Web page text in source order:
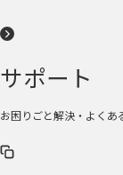
サポート
お困りごと解決・よくあ